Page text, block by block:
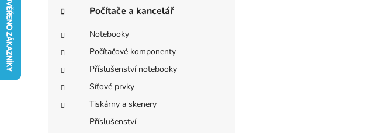
e
g
o
r
i
Počítače a kancelář
Notebooky
Počítačové komponenty
Příslušenství notebooky
Síťové prvky
Tiskárny a skenery
Příslušenství